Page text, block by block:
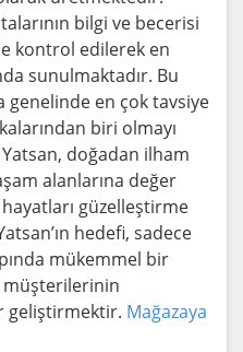
bilgi ve becerisi
kontrol edilerek en
sunulmaktadır. Bu
genelinde en çok tavsiye
biri olmayı
doğadan ilham
alanlarına değer
güzelleştirme
hedefi, sadece
mükemmel bir
müşterilerinin
geliştirmektir. Mağazaya